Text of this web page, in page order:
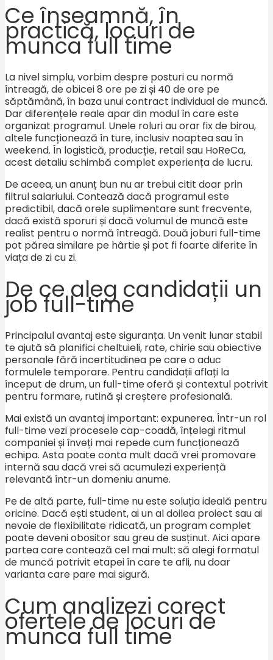
Ce înseamnă, în
practică, locuri de
munca full time
La nivel simplu, vorbim despre posturi cu normă
întreagă, de obicei 8 ore pe zi și 40 de ore pe
săptămână, în baza unui contract individual de muncă.
Dar diferențele reale apar din modul în care este
organizat programul. Unele roluri au orar fix de birou,
altele funcționează în ture, inclusiv noaptea sau în
weekend. În logistică, producție, retail sau HoReCa,
acest detaliu schimbă complet experiența de lucru.
De aceea, un anunț bun nu ar trebui citit doar prin
filtrul salariului. Contează dacă programul este
predictibil, dacă orele suplimentare sunt frecvente,
dacă există sporuri și dacă volumul de muncă este
realist pentru o normă întreagă. Două joburi full-time
pot părea similare pe hârtie și pot fi foarte diferite în
viața de zi cu zi.
De ce aleg candidații un
job full-time
Principalul avantaj este siguranța. Un venit lunar stabil
te ajută să planifici cheltuieli, rate, chirie sau obiective
personale fără incertitudinea pe care o aduc
formulele temporare. Pentru candidații aflați la
început de drum, un full-time oferă și contextul potrivit
pentru formare, rutină și creștere profesională.
Mai există un avantaj important: expunerea. Într-un rol
full-time vezi procesele cap-coadă, înțelegi ritmul
companiei și înveți mai repede cum funcționează
echipa. Asta poate conta mult dacă vrei promovare
internă sau dacă vrei să acumulezi experiență
relevantă într-un domeniu anume.
Pe de altă parte, full-time nu este soluția ideală pentru
oricine. Dacă ești student, ai un al doilea proiect sau ai
nevoie de flexibilitate ridicată, un program complet
poate deveni obositor sau greu de susținut. Aici apare
partea care contează cel mai mult: să alegi formatul
de muncă potrivit etapei în care te afli, nu doar
varianta care pare mai sigură.
Cum analizezi corect
ofertele de locuri de
munca full time